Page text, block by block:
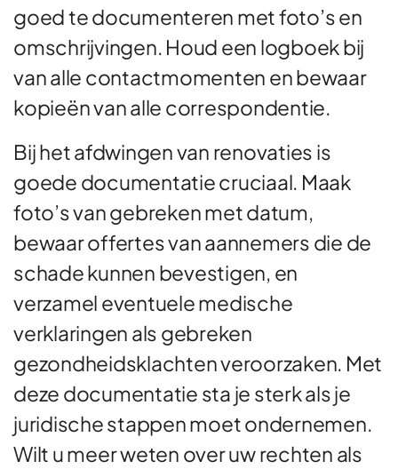
goed te documenteren met foto’s en
omschrijvingen. Houd een logboek bij
van alle contactmomenten en bewaar
kopieën van alle correspondentie.
Bij het afdwingen van renovaties is
goede documentatie cruciaal. Maak
foto’s van gebreken met datum,
bewaar offertes van aannemers die de
schade kunnen bevestigen, en
verzamel eventuele medische
verklaringen als gebreken
gezondheidsklachten veroorzaken. Met
deze documentatie sta je sterk als je
juridische stappen moet ondernemen.
Wilt u meer weten over uw rechten als